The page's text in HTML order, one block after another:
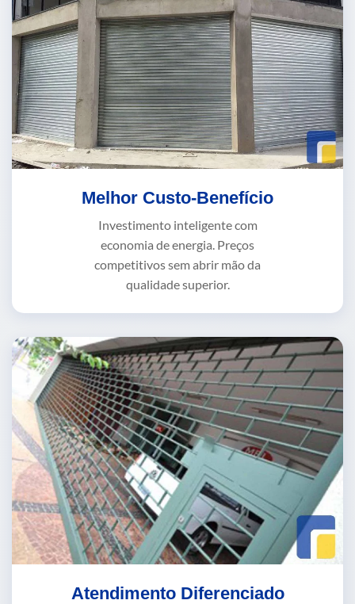
Melhor Custo-Benefício
Investimento inteligente com
economia de energia. Preços
competitivos sem abrir mão da
qualidade superior.
Atendimento Diferenciado